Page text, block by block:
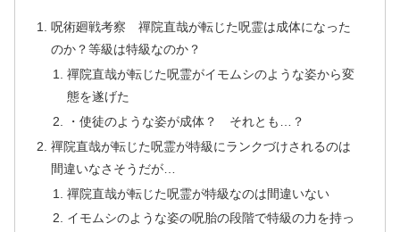
呪術廻戦考察 禪院直哉が転じた呪霊は成体になった
のか？等級は特級なのか？
禪院直哉が転じた呪霊がイモムシのような姿から変
態を遂げた
・使徒のような姿が成体？ それとも…？
禪院直哉が転じた呪霊が特級にランクづけされるのは
間違いなさそうだが…
禪院直哉が転じた呪霊が特級なのは間違いない
イモムシのような姿の呪胎の段階で特級の力を持っ